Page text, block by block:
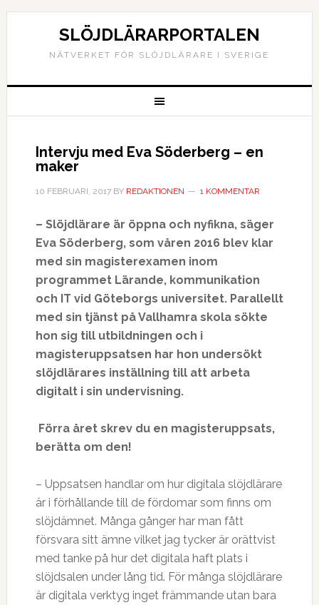
SLÖJDLÄRARPORTALEN
NÄTVERKET FÖR SLÖJDLÄRARE I SVERIGE
Intervju med Eva Söderberg – en
maker
10 FEBRUARI, 2017BY REDAKTIONEN 1 KOMMENTAR
– Slöjdlärare är öppna och nyfikna, säger
Eva Söderberg, som våren 2016 blev klar
med sin magisterexamen inom
programmet Lärande, kommunikation
och IT vid Göteborgs universitet. Parallellt
med sin tjänst på Vallhamra skola sökte
hon sig till utbildningen och i
magisteruppsatsen har hon undersökt
slöjdlärares inställning till att arbeta
digitalt i sin undervisning.
Förra året skrev du en magisteruppsats,
berätta om den!
– Uppsatsen handlar om hur digitala slöjdlärare
är i förhållande till de fördomar som finns om
slöjdämnet. Många gånger har man fått
försvara sitt ämne vilket jag tycker är orättvist
med tanke på hur det digitala haft plats i
slöjdsalen under lång tid. För många slöjdlärare
är digitala verktyg inget främmande utan bara